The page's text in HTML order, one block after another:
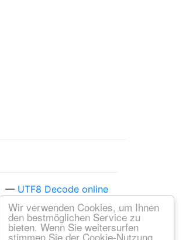
Wir verwenden Cookies, um Ihnen
den bestmöglichen Service zu
bieten. Wenn Sie weitersurfen
stimmen Sie der Cookie-Nutzung
— UTF8 Decode online